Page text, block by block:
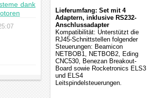
dank
Lieferumfang: Set mit 4
Adaptern, inklusive RS232-
Anschlussadapter
Kompatibilität: Unterstützt die
RJ45-Schnittstellen folgender
Steuerungen: Beamicon
NETBOB1, NETBOB2, Eding
CNC530, Benezan Breakout-
Board sowie Rocketronics ELS3
und ELS4
Leitspindelsteuerungen.